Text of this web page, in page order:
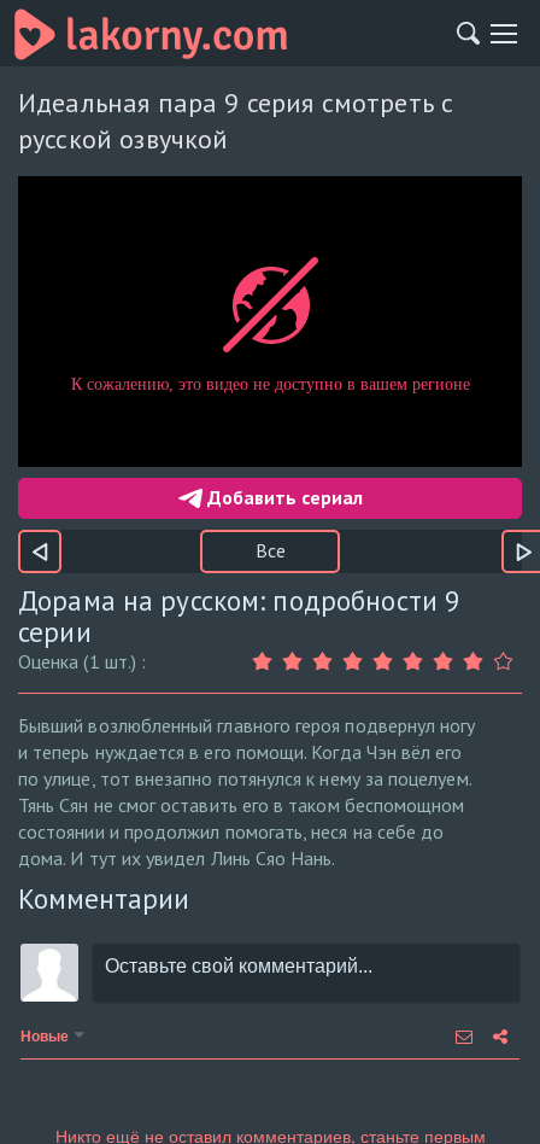
Идеальная пара 9 серия смотреть с
русской озвучкой
Добавить сериал
Все
Дорама на русском: подробности 9
серии
Оценка (1 шт.) :
Бывший возлюбленный главного героя подвернул ногу
и теперь нуждается в его помощи. Когда Чэн вёл его
по улице, тот внезапно потянулся к нему за поцелуем.
Тянь Сян не смог оставить его в таком беспомощном
состоянии и продолжил помогать, неся на себе до
дома. И тут их увидел Линь Сяо Нань.
Комментарии
Новые